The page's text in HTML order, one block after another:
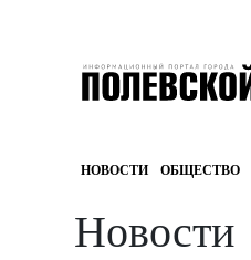
НОВОСТИ ОБЩЕСТВО
Новости